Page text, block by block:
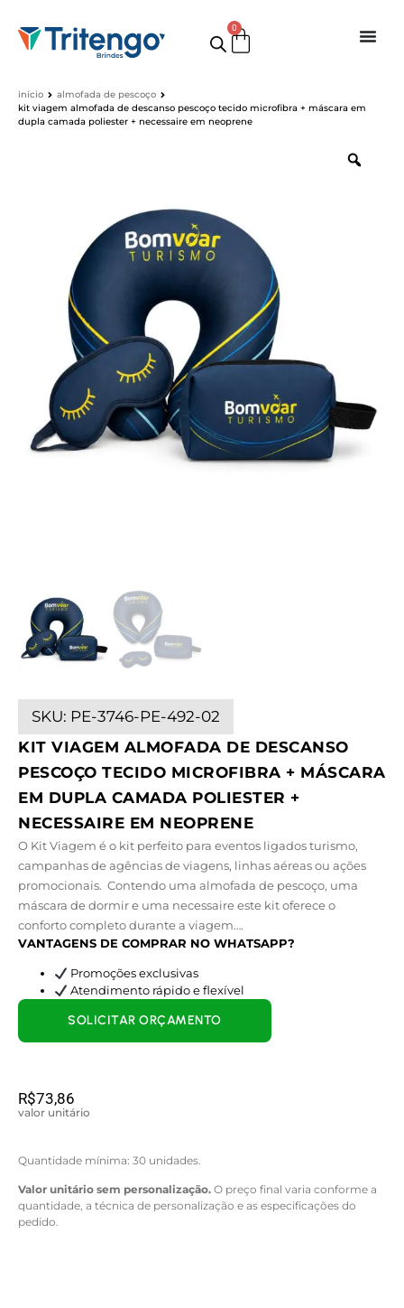
0
início
almofada de pescoço
kit viagem almofada de descanso pescoço tecido microfibra + máscara em
dupla camada poliester + necessaire em neoprene
SKU: PE-3746-PE-492-02
KIT VIAGEM ALMOFADA DE DESCANSO
PESCOÇO TECIDO MICROFIBRA + MÁSCARA
EM DUPLA CAMADA POLIESTER +
NECESSAIRE EM NEOPRENE
O Kit Viagem é o kit perfeito para eventos ligados turismo,
campanhas de agências de viagens, linhas aéreas ou ações
promocionais. Contendo uma almofada de pescoço, uma
máscara de dormir e uma necessaire este kit oferece o
conforto completo durante a viagem….
VANTAGENS DE COMPRAR NO WHATSAPP?
Promoções exclusivas
Atendimento rápido e flexível
R$73,86
valor unitário
Quantidade mínima: 30 unidades.
Valor unitário sem personalização. O preço final varia conforme a
quantidade, a técnica de personalização e as especificações do
pedido.
SOLICITAR ORÇAMENTO